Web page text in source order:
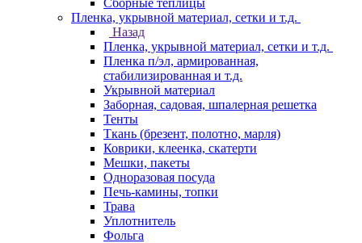
Сборные теплицы
Пленка, укрывной материал, сетки и т.д.
Назад
Пленка, укрывной материал, сетки и т.д.
Пленка п/эл, армированная,
стабилизированная и т.д.
Укрывной материал
Заборная, садовая, шпалерная решетка
Тенты
Ткань (брезент, полотно, марля)
Коврики, клеенка, скатерти
Мешки, пакеты
Одноразовая посуда
Печь-камины, топки
Трава
Уплотнитель
Фольга